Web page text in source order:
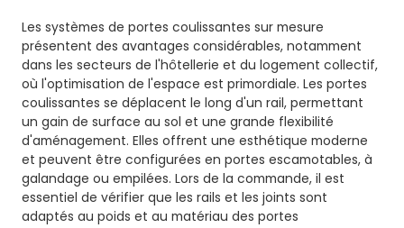
Les systèmes de portes coulissantes sur mesure
présentent des avantages considérables, notamment
dans les secteurs de l'hôtellerie et du logement collectif,
où l'optimisation de l'espace est primordiale. Les portes
coulissantes se déplacent le long d'un rail, permettant
un gain de surface au sol et une grande flexibilité
d'aménagement. Elles offrent une esthétique moderne
et peuvent être configurées en portes escamotables, à
galandage ou empilées. Lors de la commande, il est
essentiel de vérifier que les rails et les joints sont
adaptés au poids et au matériau des portes